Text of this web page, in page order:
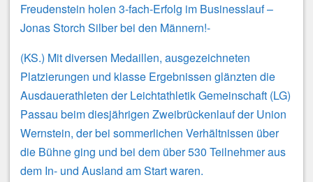
Freudenstein holen 3-fach-Erfolg im Businesslauf –
Jonas Storch Silber bei den Männern!-
(KS.) Mit diversen Medaillen, ausgezeichneten
Platzierungen und klasse Ergebnissen glänzten die
Ausdauerathleten der Leichtathletik Gemeinschaft (LG)
Passau beim diesjährigen Zweibrückenlauf der Union
Wernstein, der bei sommerlichen Verhältnissen über
die Bühne ging und bei dem über 530 Teilnehmer aus
dem In- und Ausland am Start waren.